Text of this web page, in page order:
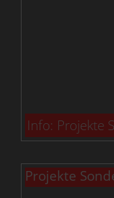
Info: Projekte
Projekte